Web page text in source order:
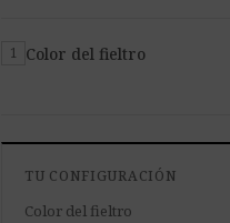
1 Color del fieltro
TU CONFIGURACIÓN
Color del fieltro